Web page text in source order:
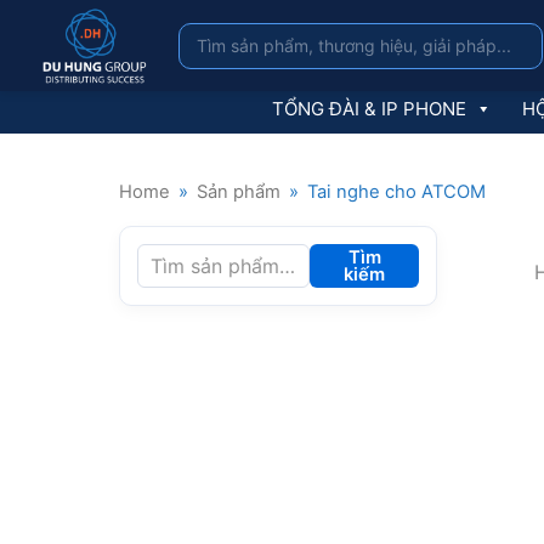
TỔNG ĐÀI & IP PHONE
Home » Sản phẩm » Tai nghe cho ATCOM
Tìm
kiếm